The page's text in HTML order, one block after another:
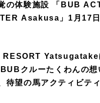
の体験施設 「BUB
Asakusa」1月17
RESORT Yatsugatake
待望の馬アクティビティ